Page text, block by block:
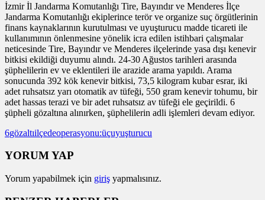
İzmir İl Jandarma Komutanlığı Tire, Bayındır ve Menderes İlçe
Jandarma Komutanlığı ekiplerince terör ve organize suç örgütlerinin
finans kaynaklarının kurutulması ve uyuşturucu madde ticareti ile
kullanımının önlenmesine yönelik icra edilen istihbari çalışmalar
neticesinde Tire, Bayındır ve Menderes ilçelerinde yasa dışı kenevir
bitkisi ekildiği duyumu alındı. 24-30 Ağustos tarihleri arasında
şüphelilerin ev ve eklentileri ile arazide arama yapıldı. Arama
sonucunda 392 kök kenevir bitkisi, 73,5 kilogram kubar esrar, iki
adet ruhsatsız yarı otomatik av tüfeği, 550 gram kenevir tohumu, bir
adet hassas terazi ve bir adet ruhsatsız av tüfeği ele geçirildi. 6
şüpheli gözaltına alınırken, şüphelilerin adli işlemleri devam ediyor.
6gözaltıilçedeoperasyonu:üçuyuşturucu
YORUM YAP
Yorum yapabilmek için giriş yapmalısınız.